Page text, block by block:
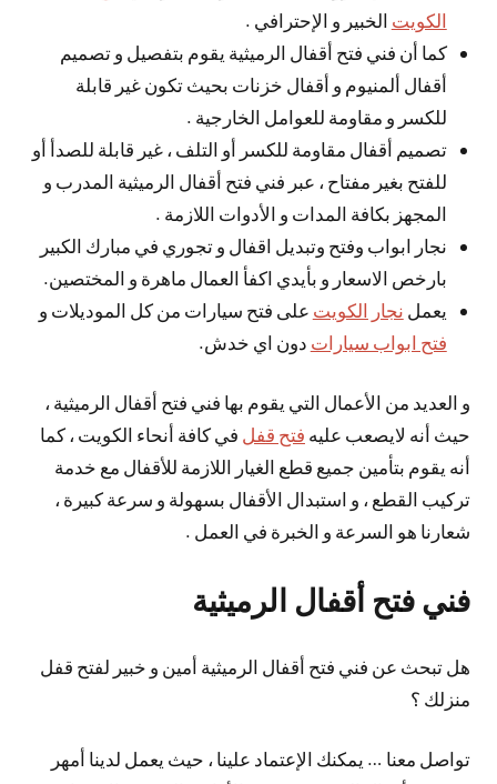
الكويت الخبير و الإحترافي .
كما أن فني فتح أقفال الرميثية يقوم بتفصيل و تصميم
أقفال ألمنيوم و أقفال خزنات بحيث تكون غير قابلة
للكسر و مقاومة للعوامل الخارجية .
تصميم أقفال مقاومة للكسر أو التلف ، غير قابلة للصدأ أو
للفتح بغير مفتاح ، عبر فني فتح أقفال الرميثية المدرب و
المجهز بكافة المدات و الأدوات اللازمة .
نجار ابواب وفتح وتبديل اقفال و تجوري في مبارك الكبير
بارخص الاسعار و بأيدي اكفأ العمال ماهرة و المختصين.
يعمل نجار الكويت على فتح سيارات من كل الموديلات و
فتح ابواب سيارات دون اي خدش.
و العديد من الأعمال التي يقوم بها فني فتح أقفال الرميثية ،
حيث أنه لايصعب عليه فتح قفل في كافة أنحاء الكويت ، كما
أنه يقوم بتأمين جميع قطع الغيار اللازمة للأقفال مع خدمة
تركيب القطع ، و استبدال الأقفال بسهولة و سرعة كبيرة ،
شعارنا هو السرعة و الخبرة في العمل .
فني فتح أقفال الرميثية
هل تبحث عن فني فتح أقفال الرميثية أمين و خبير لفتح قفل
منزلك ؟
تواصل معنا … يمكنك الإعتماد علينا ، حيث يعمل لدينا أمهر